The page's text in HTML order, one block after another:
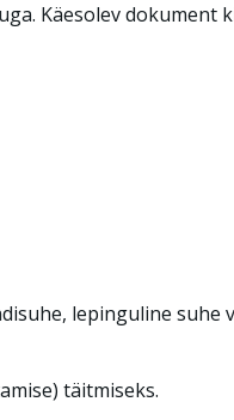
Käesolev dokument
lepinguline suhe
täitmiseks.